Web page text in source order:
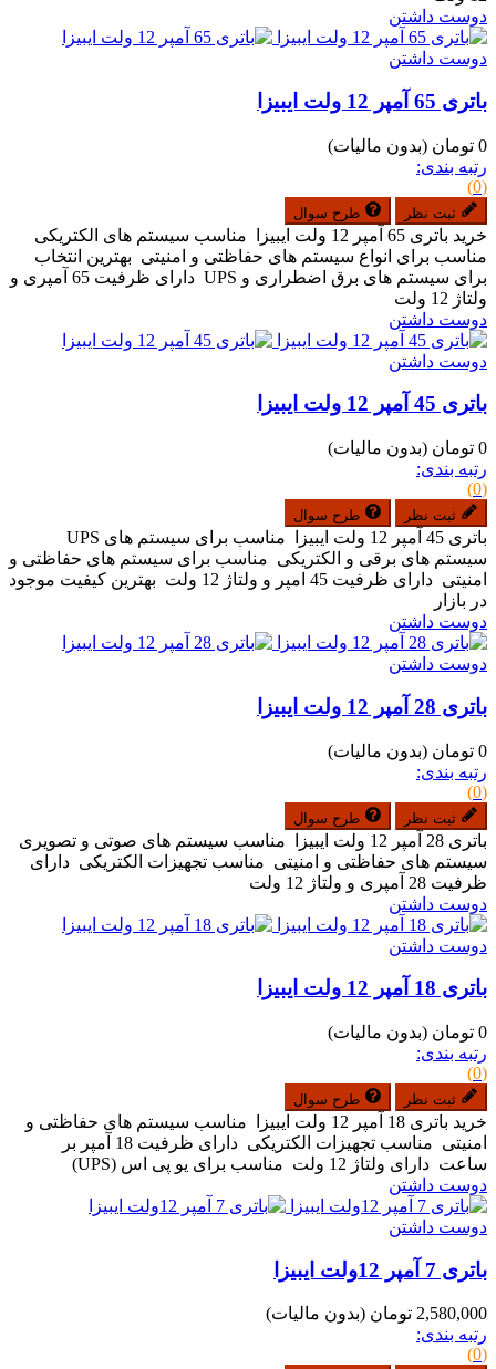
دوست داشتن
دوست داشتن
باتری 65 آمپر 12 ولت ایبیزا
0 تومان
(بدون مالیات)
رتبه بندی:
(0)
ثبت نظر طرح سوال
خرید باتری 65 آمپر 12 ولت ایبیزا مناسب سیستم های الکتریکی
مناسب برای انواع سیستم های حفاظتی و امنیتی بهترین انتخاب
برای سیستم های برق اضطراری و UPS دارای ظرفیت 65 آمپری و
ولتاژ 12 ولت
دوست داشتن
دوست داشتن
باتری 45 آمپر 12 ولت ایبیزا
0 تومان
(بدون مالیات)
رتبه بندی:
(0)
ثبت نظر طرح سوال
سیستم های برقی و الکتریکی مناسب برای سیستم های حفاظتی و
امنیتی دارای ظرفیت 45 امپر و ولتاژ 12 ولت بهترین کیفیت موجود
در بازار
دوست داشتن
دوست داشتن
باتری 28 آمپر 12 ولت ایبیزا
0 تومان
(بدون مالیات)
رتبه بندی:
(0)
ثبت نظر طرح سوال
باتری 28 آمپر 12 ولت ایبیزا مناسب سیستم های صوتی و تصویری
سیستم های حفاظتی و امنیتی مناسب تجهیزات الکتریکی دارای
ظرفیت 28 آمپری و ولتاژ 12 ولت
دوست داشتن
دوست داشتن
باتری 18 آمپر 12 ولت ایبیزا
0 تومان
(بدون مالیات)
رتبه بندی:
(0)
ثبت نظر طرح سوال
خرید باتری 18 آمپر 12 ولت ایبیزا مناسب سیستم های حفاظتی و
امنیتی مناسب تجهیزات الکتریکی دارای ظرفیت 18 آمپر بر
ساعت دارای ولتاژ 12 ولت مناسب برای یو پی اس (UPS)
دوست داشتن
دوست داشتن
باتری 7 آمپر 12ولت ایبیزا
2,580,000 تومان
(بدون مالیات)
رتبه بندی:
(0)